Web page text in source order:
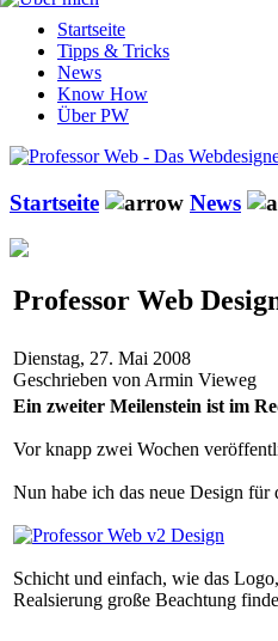
Startseite
Tipps & Tricks
News
Know How
Über PW
Startseite News
Professor Web
Dienstag, 27. Mai 2008
Geschrieben von Armin Vieweg
Ein zweiter Meilenstein ist im
Vor knapp zwei Wochen
Nun habe ich das neue Design für
Schicht und einfach, wie das
Realsierung große Beachtung